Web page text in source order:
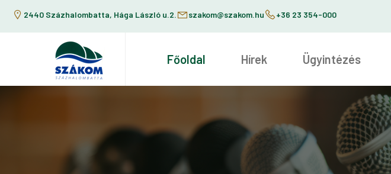
2440 Százhalombatta, Hága László u.2. szakom@szakom.hu +36 23 354-000
Főoldal Hírek Ügyintézés